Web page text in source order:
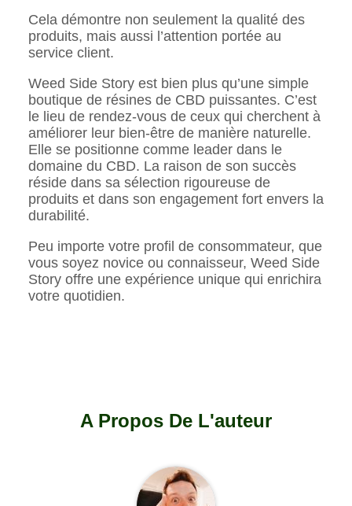
Cela démontre non seulement la qualité des
produits, mais aussi l’attention portée au
service client.
Weed Side Story est bien plus qu’une simple
boutique de résines de CBD puissantes. C’est
le lieu de rendez-vous de ceux qui cherchent à
améliorer leur bien-être de manière naturelle.
Elle se positionne comme leader dans le
domaine du CBD. La raison de son succès
réside dans sa sélection rigoureuse de
produits et dans son engagement fort envers la
durabilité.
Peu importe votre profil de consommateur, que
vous soyez novice ou connaisseur, Weed Side
Story offre une expérience unique qui enrichira
votre quotidien.
A Propos De L'auteur